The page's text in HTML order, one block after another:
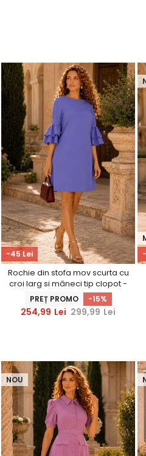
-45 Lei
Rochie din stofa mov scurta cu
croi larg si mâneci tip clopot -
StarShinerS
PREȚ PROMO -15%
254,99 Lei 299,99 Lei
NOU